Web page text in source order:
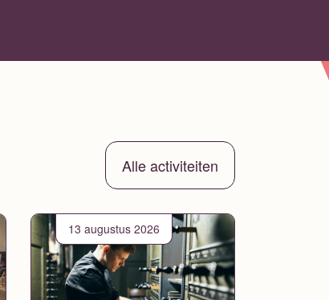
Alle activiteiten
13 augustus 2026